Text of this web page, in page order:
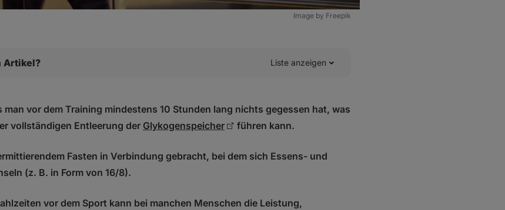
Image by Freepik
Artikel? Liste anzeigen
…?
beschleunigt die Fettverbrennung
Magen ist für jeden ideal
Magen steigert die Leistung
man vor dem Training mindestens 10 Stunden lang nichts gegessen hat, was
vollständigen Entleerung der Glykogenspeicher führen kann.
Fasten in Verbindung gebracht, bei dem sich Essens- und
(z. B. in Form von 16/8).
vor dem Sport kann bei manchen Menschen die Leistung,